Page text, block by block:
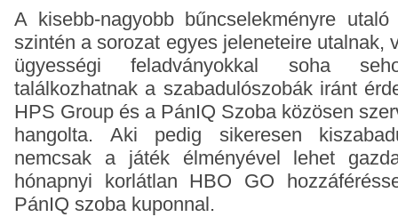
A kisebb-nagyobb bűncselekményre
szintén a sorozat egyes jeleneteire utalnak,
ügyességi feladványokkal soha
találkozhatnak a szabadulószobák iránt
HPS Group és a PánIQ Szoba közösen
hangolta. Aki pedig sikeresen
nemcsak a játék élményével lehet
hónapnyi korlátlan HBO GO
PánIQ szoba kuponnal.